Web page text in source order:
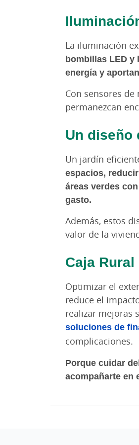
La iluminación
bombillas LED y
energía y
Con sensores
permanezcan
Un diseño
Un jardín
espacios,
áreas verdes
gasto.
Además, estos
valor de la
Caja
Optimizar el
reduce el
realizar mejoras
soluciones de
complicaciones.
Porque cuidar
acompañarte en